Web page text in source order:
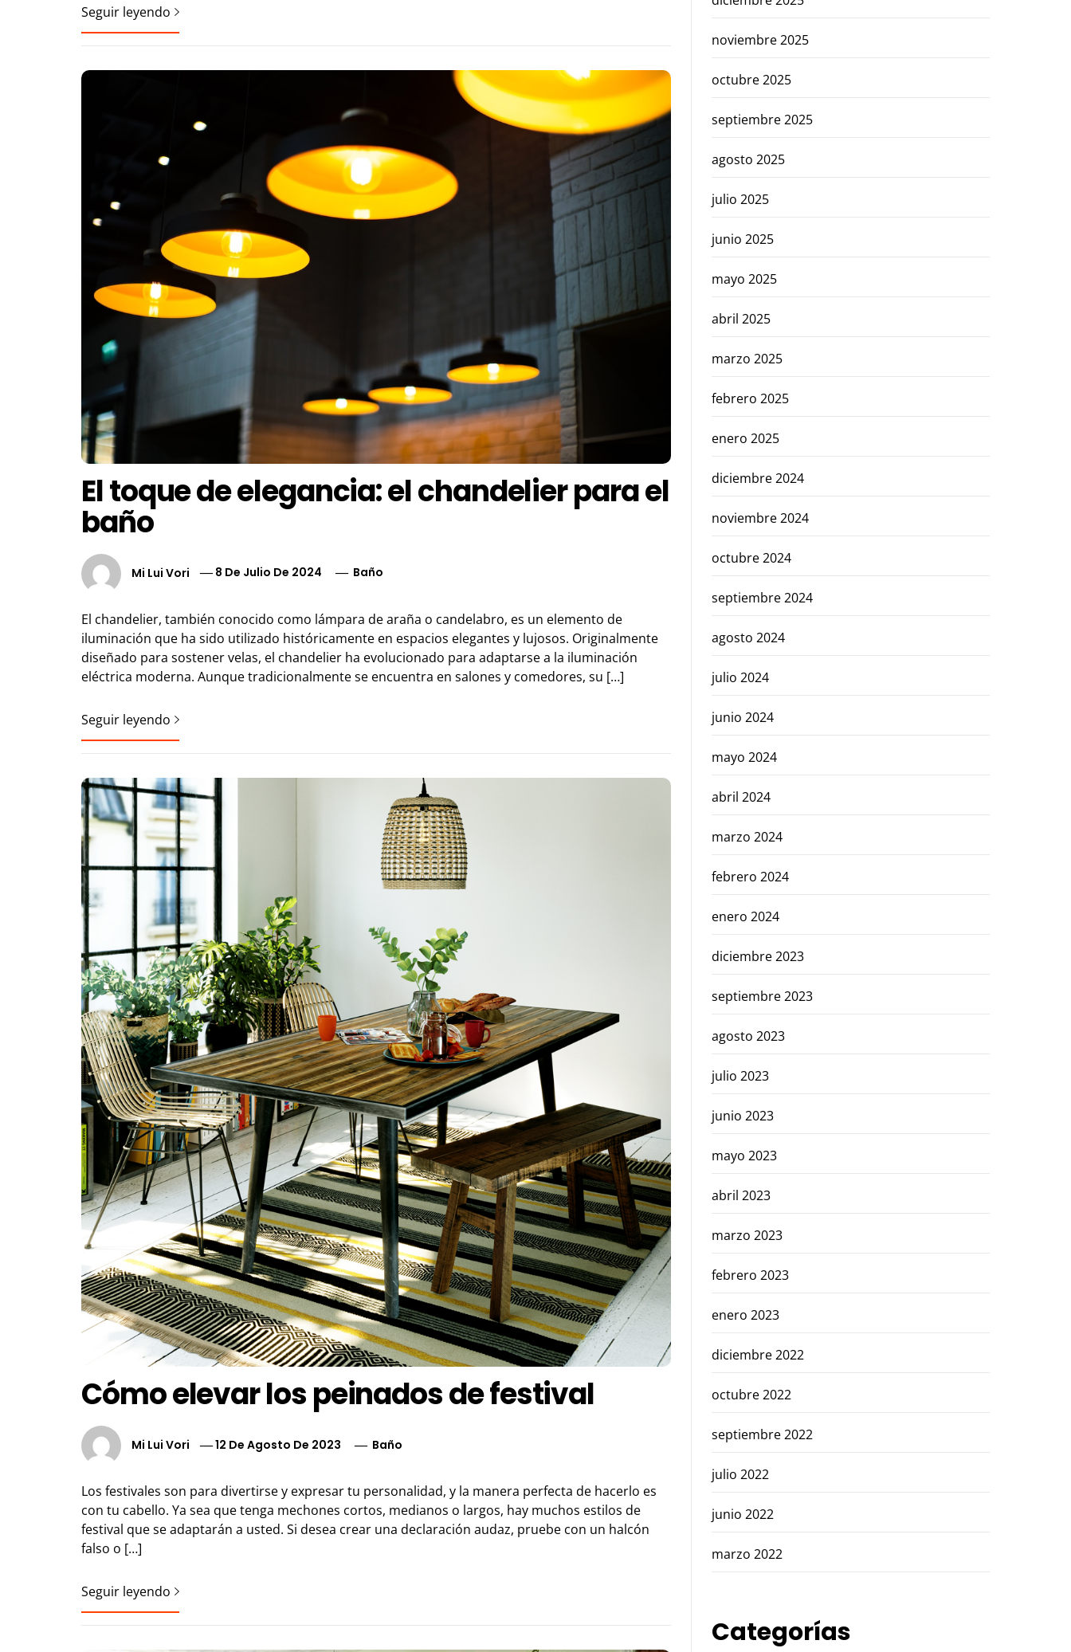
Seguir leyendo
El toque de elegancia: el chandelier para el
baño
Mi Lui Vori 8 De Julio De 2024 Baño
El chandelier, también conocido como lámpara de araña o candelabro, es un elemento de
iluminación que ha sido utilizado históricamente en espacios elegantes y lujosos. Originalmente
diseñado para sostener velas, el chandelier ha evolucionado para adaptarse a la iluminación
eléctrica moderna. Aunque tradicionalmente se encuentra en salones y comedores, su […]
Seguir leyendo
Cómo elevar los peinados de festival
Mi Lui Vori 12 De Agosto De 2023 Baño
Los festivales son para divertirse y expresar tu personalidad, y la manera perfecta de hacerlo es
con tu cabello. Ya sea que tenga mechones cortos, medianos o largos, hay muchos estilos de
festival que se adaptarán a usted. Si desea crear una declaración audaz, pruebe con un halcón
falso o […]
Seguir leyendo
noviembre 2025
octubre 2025
septiembre 2025
agosto 2025
julio 2025
junio 2025
mayo 2025
abril 2025
marzo 2025
febrero 2025
enero 2025
diciembre 2024
noviembre 2024
octubre 2024
septiembre 2024
agosto 2024
julio 2024
junio 2024
mayo 2024
abril 2024
marzo 2024
febrero 2024
enero 2024
diciembre 2023
septiembre 2023
agosto 2023
julio 2023
junio 2023
mayo 2023
abril 2023
marzo 2023
febrero 2023
enero 2023
diciembre 2022
octubre 2022
septiembre 2022
julio 2022
junio 2022
marzo 2022
Categorías